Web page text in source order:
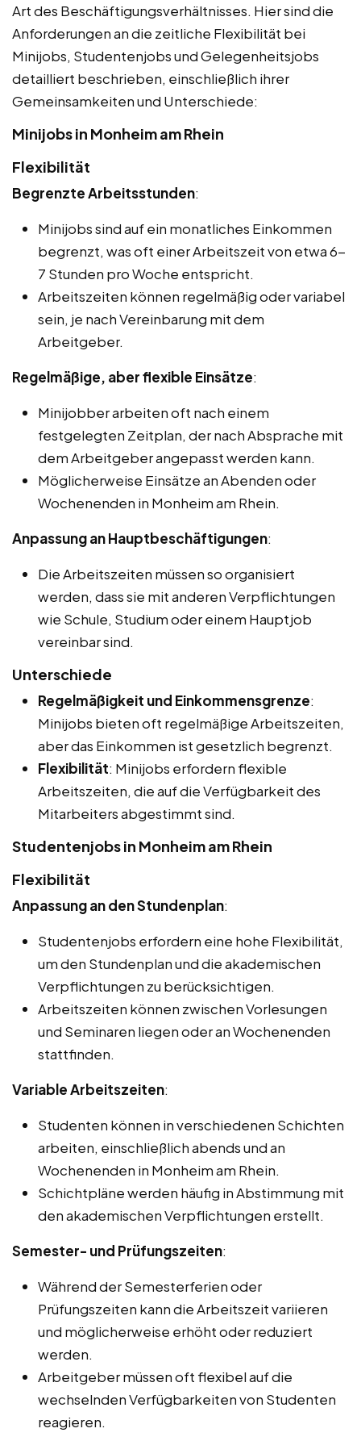
Art des Beschäftigungsverhältnisses. Hier sind die
Anforderungen an die zeitliche Flexibilität bei
Minijobs, Studentenjobs und Gelegenheitsjobs
detailliert beschrieben, einschließlich ihrer
Gemeinsamkeiten und Unterschiede:
Minijobs in Monheim am Rhein
Flexibilität
Begrenzte Arbeitsstunden:
Minijobs sind auf ein monatliches Einkommen
begrenzt, was oft einer Arbeitszeit von etwa 6-
7 Stunden pro Woche entspricht.
Arbeitszeiten können regelmäßig oder variabel
sein, je nach Vereinbarung mit dem
Arbeitgeber.
Regelmäßige, aber flexible Einsätze:
Minijobber arbeiten oft nach einem
festgelegten Zeitplan, der nach Absprache mit
dem Arbeitgeber angepasst werden kann.
Möglicherweise Einsätze an Abenden oder
Wochenenden in Monheim am Rhein.
Anpassung an Hauptbeschäftigungen:
Die Arbeitszeiten müssen so organisiert
werden, dass sie mit anderen Verpflichtungen
wie Schule, Studium oder einem Hauptjob
vereinbar sind.
Unterschiede
Regelmäßigkeit und Einkommensgrenze:
Minijobs bieten oft regelmäßige Arbeitszeiten,
aber das Einkommen ist gesetzlich begrenzt.
Flexibilität: Minijobs erfordern flexible
Arbeitszeiten, die auf die Verfügbarkeit des
Mitarbeiters abgestimmt sind.
Studentenjobs in Monheim am Rhein
Flexibilität
Anpassung an den Stundenplan:
Studentenjobs erfordern eine hohe Flexibilität,
um den Stundenplan und die akademischen
Verpflichtungen zu berücksichtigen.
Arbeitszeiten können zwischen Vorlesungen
und Seminaren liegen oder an Wochenenden
stattfinden.
Variable Arbeitszeiten:
Studenten können in verschiedenen Schichten
arbeiten, einschließlich abends und an
Wochenenden in Monheim am Rhein.
Schichtpläne werden häufig in Abstimmung mit
den akademischen Verpflichtungen erstellt.
Semester- und Prüfungszeiten:
Während der Semesterferien oder
Prüfungszeiten kann die Arbeitszeit variieren
und möglicherweise erhöht oder reduziert
werden.
Arbeitgeber müssen oft flexibel auf die
wechselnden Verfügbarkeiten von Studenten
reagieren.